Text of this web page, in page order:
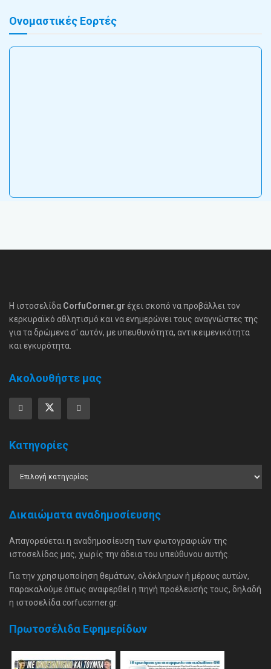
Ονομαστικές Εορτές
Η ιστοσελίδα CorfuCorner.gr έχει σκοπό να προβάλλει τον
κερκυραϊκό αθλητισμό και να ενημερώνει τους αναγνώστες της
για τα δρώμενα σ' αυτόν, με υπευθυνότητα, αντικειμενικότητα
και εγκυρότητα.
Ακολουθήστε μας
Κατηγορίες
Δικαιώματα αναδημοσίευσης
Απαγορεύεται η αναδημοσίευση των φωτογραφιών της
ιστοσελίδας μας, χωρίς την άδεια του υπεύθυνου αυτής.
Για την χρησιμοποίηση θεμάτων, ολόκληρων ή μέρους αυτών,
παρακαλούμε όπως αναφερθεί η πηγή προέλευσής τους, δηλαδή
η ιστοσελίδα corfucorner.gr.
Πρωτοσέλιδα Εφημερίδων